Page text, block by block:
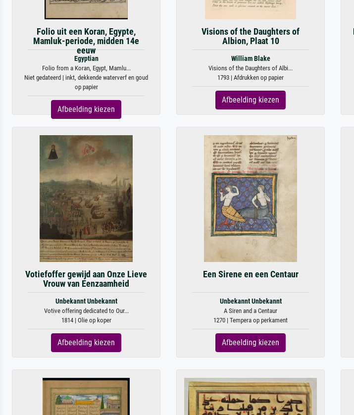
Folio uit een Koran, Egypte,
Mamluk-periode, midden 14e
eeuw
Egyptian
Folio from a Koran, Egypt, Mamlu...
Niet gedateerd | inkt, dekkende waterverf en goud
op papier
Afbeelding kiezen
Visions of the Daughters of
Albion, Plaat 10
William Blake
Visions of the Daughters of Albi...
1793 | Afdrukken op papier
Afbeelding kiezen
Votiefoffer gewijd aan Onze Lieve
Vrouw van Eenzaamheid
Unbekannt Unbekannt
Votive offering dedicated to Our...
1814 | Olie op koper
Afbeelding kiezen
Een Sirene en een Centaur
Unbekannt Unbekannt
A Siren and a Centaur
1270 | Tempera op perkament
Afbeelding kiezen